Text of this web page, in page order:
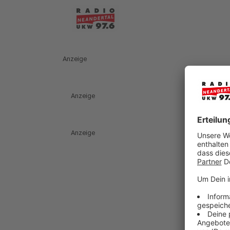
Anzeige
Anzeige
Anzeige